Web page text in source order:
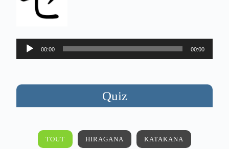
Lecteur
audio
00:00 00:00
Quiz
TOUT HIRAGANA KATAKANA